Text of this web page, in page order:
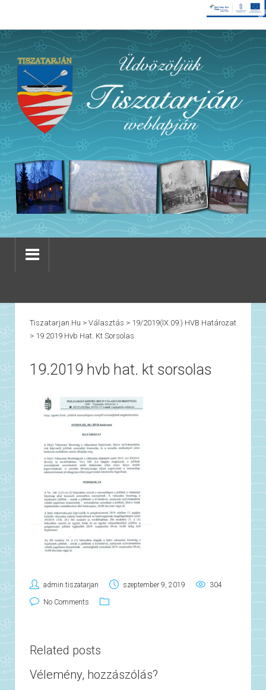
Tiszatarjan.hu > Választás > 19/2019(IX.09.) HVB Határozat
> 19.2019 Hvb Hat. Kt Sorsolas
19.2019 hvb hat. kt sorsolas
admin.tiszatarjan szeptember 9, 2019 304
No Comments
Related posts
Vélemény, hozzászólás?